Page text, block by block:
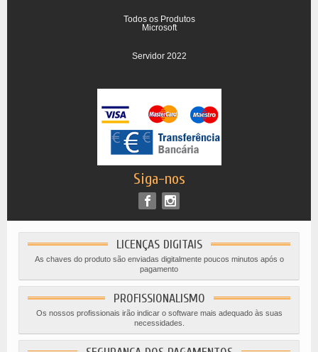
Todos os Produtos
Microsoft
Servidor 2022
Siga-nos
LICENÇAS DIGITAIS
As chaves do produto são enviadas digitalmente poucos minutos após o
pagamento
PROFISSIONALISMO
Os nossos profissionais irão indicar o software mais adequado às suas
necessidades.